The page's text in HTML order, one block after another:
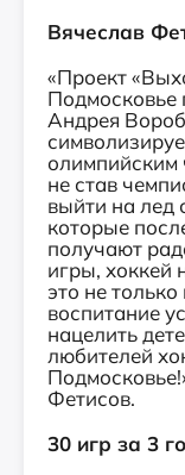
Вячеслав
«Проект
Подмосковье
Андрея
олимпийским
не став
выйти на лед
которые
получают
игры, хоккей
это не
воспитание
нацелить
любителей
Фетисов.
30 игр за 3